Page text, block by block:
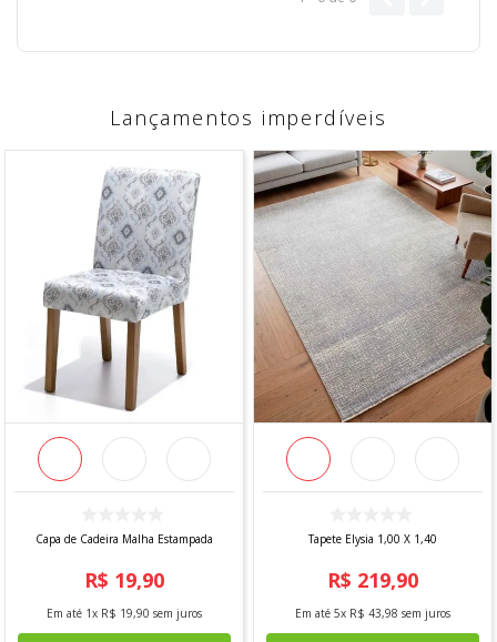
Lançamentos imperdíveis
Capa de Cadeira Malha Estampada
R$ 19,90
Em até 1x R$ 19,90 sem juros
Tapete Elysia 1,00 X 1,40
R$ 219,90
Em até 5x R$ 43,98 sem juros